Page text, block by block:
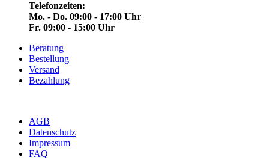
Telefonzeiten:
Mo. - Do. 09:00 - 17:00 Uhr
Fr. 09:00 - 15:00 Uhr
Beratung
Bestellung
Versand
Bezahlung
AGB
Datenschutz
Impressum
FAQ